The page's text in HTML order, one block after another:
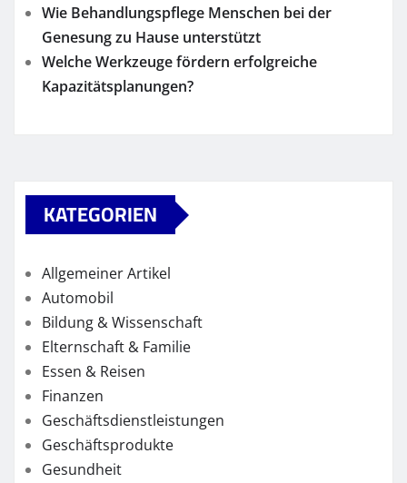
Wie Behandlungspflege Menschen bei der
Genesung zu Hause unterstützt
Welche Werkzeuge fördern erfolgreiche
Kapazitätsplanungen?
KATEGORIEN
Allgemeiner Artikel
Automobil
Bildung & Wissenschaft
Elternschaft & Familie
Essen & Reisen
Finanzen
Geschäftsdienstleistungen
Geschäftsprodukte
Gesundheit